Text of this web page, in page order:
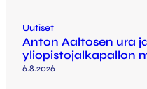
Uutiset
Anton Aaltosen ura
yliopistojalkapallon
6.8.2026